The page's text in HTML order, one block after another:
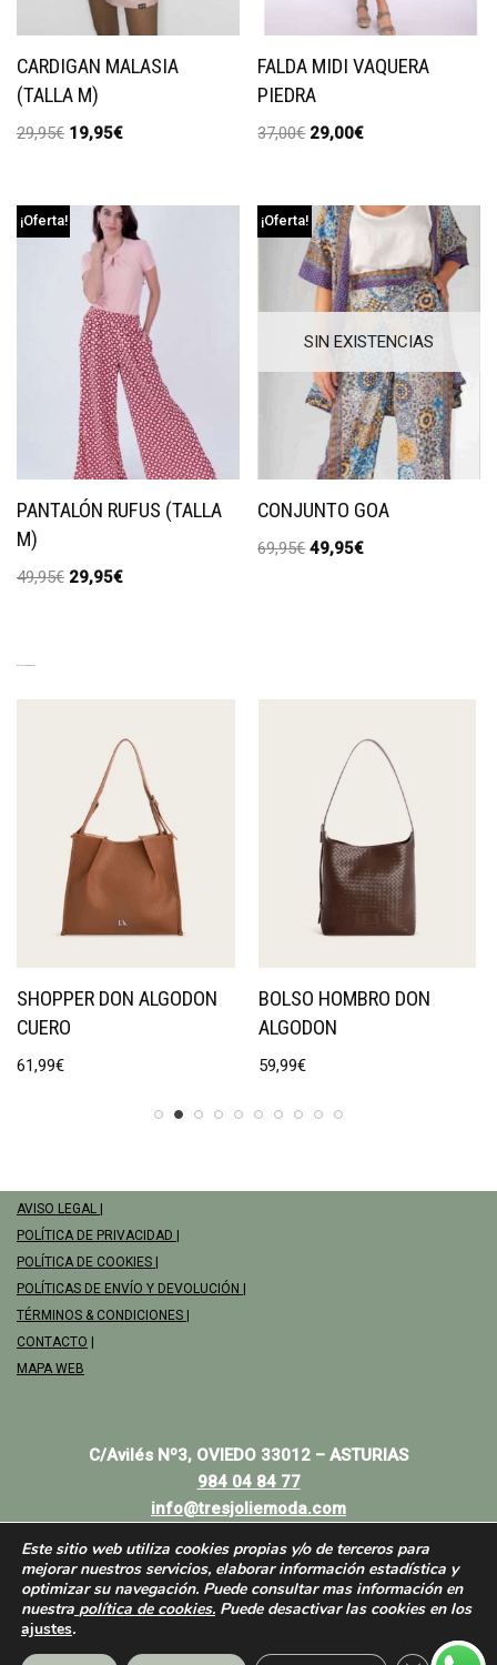
CARDIGAN MALASIA
(TALLA M)
29,95€ 19,95€
FALDA MIDI VAQUERA
PIEDRA
37,00€ 29,00€
¡Oferta!
PANTALÓN RUFUS (TALLA
M)
49,95€ 29,95€
SIN EXISTENCIAS
¡Oferta!
CONJUNTO GOA
69,95€ 49,95€
SHOPPER DON ALGODON
CUERO
61,99€
BOLSO HOMBRO DON
ALGODON
59,99€
AVISO LEGAL
POLÍTICA DE PRIVACIDAD
POLÍTICA DE COOKIES
POLÍTICAS DE ENVÍO Y DEVOLUCIÓN
TÉRMINOS & CONDICIONES
CONTACTO
MAPA WEB
C/Avilés Nº3, OVIEDO 33012 – ASTURIAS
984 04 84 77
info@tresjoliemoda.com
Este sitio web utiliza cookies propias y/o de terceros para
mejorar nuestros servicios, elaborar información estadística y
optimizar su navegación. Puede consultar mas información en
nuestra política de cookies. Puede desactivar las cookies en los
ajustes.